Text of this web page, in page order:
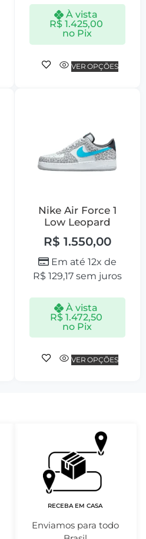
À vista
R$1.425,00
no Pix
VER OPÇÕES
Nike Air Force 1
Low Leopard
R$ 1.550,00
Em até 12x de
R$ 129,17sem juros
À vista
R$1.472,50
no Pix
VER OPÇÕES
RECEBA EM CASA
Enviamos para todo